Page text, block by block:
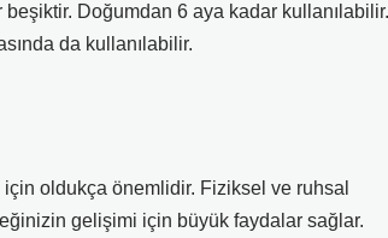
beşiktir. Doğumdan 6 aya kadar kullanılabilir.
da kullanılabilir.
için oldukça önemlidir. Fiziksel ve ruhsal
gelişimi için büyük faydalar sağlar.